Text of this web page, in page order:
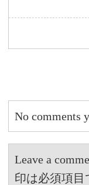
No comments
Leave a
印は必須項目